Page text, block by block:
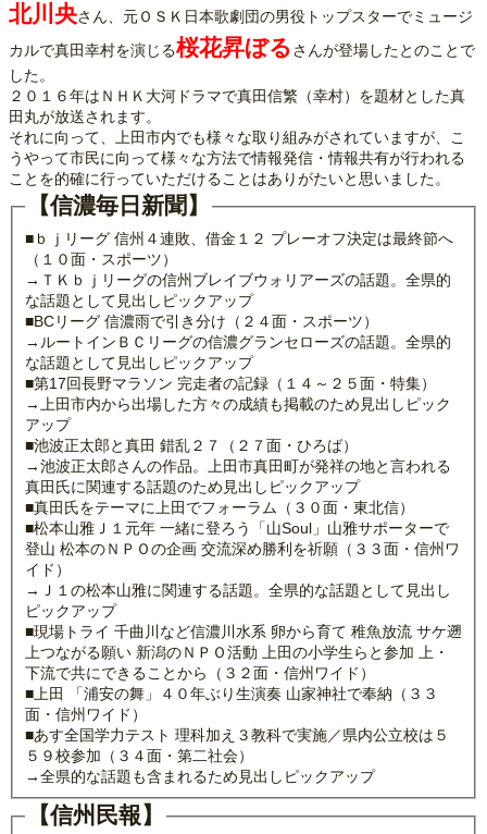
北川央さん、元ＯＳＫ日本歌劇団の男役トップスターでミュージ
カルで真田幸村を演じる桜花昇ぼる さんが登場したとのことで
した。
２０１６年はＮＨＫ大河ドラマで真田信繁（幸村）を題材とした真
田丸が放送されます。
それに向って、上田市内でも様々な取り組みがされていますが、こ
うやって市民に向って様々な方法で情報発信・情報共有が行われる
ことを的確に行っていただけることはありがたいと思いました。
【信濃毎日新聞】
■ｂｊリーグ 信州４連敗、借金１２ プレーオフ決定は最終節へ
（１０面・スポーツ）
→ＴＫｂｊリーグの信州ブレイブウォリアーズの話題。全県的
な話題として見出しピックアップ
■BCリーグ 信濃雨で引き分け（２４面・スポーツ）
→ルートインＢＣリーグの信濃グランセローズの話題。全県的
な話題として見出しピックアップ
■第17回長野マラソン 完走者の記録（１４～２５面・特集）
→上田市内から出場した方々の成績も掲載のため見出しピック
アップ
■池波正太郎と真田 錯乱２７（２７面・ひろば）
→池波正太郎さんの作品。上田市真田町が発祥の地と言われる
真田氏に関連する話題のため見出しピックアップ
■真田氏をテーマに上田でフォーラム（３０面・東北信）
■松本山雅Ｊ１元年 一緒に登ろう「山Soul」山雅サポーターで
登山 松本のＮＰＯの企画 交流深め勝利を祈願（３３面・信州ワ
イド）
→Ｊ１の松本山雅に関連する話題。全県的な話題として見出し
ピックアップ
■現場トライ 千曲川など信濃川水系 卵から育て 稚魚放流 サケ遡
上つながる願い 新潟のＮＰＯ活動 上田の小学生らと参加 上・
下流で共にできることから（３２面・信州ワイド）
■上田 「浦安の舞」４０年ぶり生演奏 山家神社で奉納（３３
面・信州ワイド）
■あす全国学力テスト 理科加え３教科で実施／県内公立校は５
５９校参加（３４面・第二社会）
→全県的な話題も含まれるため見出しピックアップ
【信州民報】